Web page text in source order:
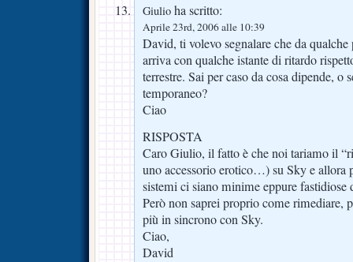
Giulio ha scritto:
Aprile 23rd, 2006 alle 10:39
David, ti volevo segnalare che da
arriva con qualche istante di ritardo
terrestre. Sai per caso da cosa dipende, o
temporaneo?
Ciao
RISPOSTA
Caro Giulio, il fatto è che noi tariamo il
uno accessorio erotico…) su Sky e allora
sistemi ci siano minime eppure fastidiose
Però non saprei proprio come rimediare,
più in sincrono con Sky.
Ciao,
David